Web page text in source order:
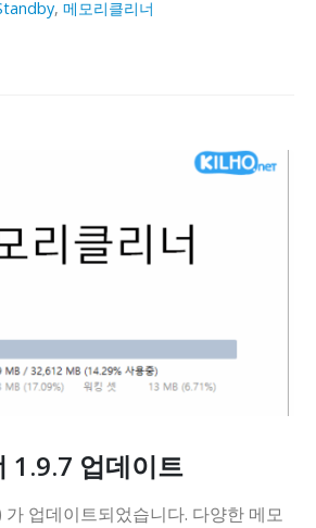
,메모리클리너
1.9.7 업데이트
가 업데이트되었습니다. 다양한 메모